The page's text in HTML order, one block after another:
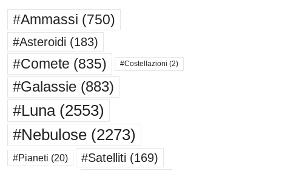
#Ammassi (750)
#Asteroidi (183)
#Comete (835) #Costellazioni (2)
#Galassie(883)
#Luna(2553)
#Nebulose(2273)
#Pianeti (20) #Satelliti (169)